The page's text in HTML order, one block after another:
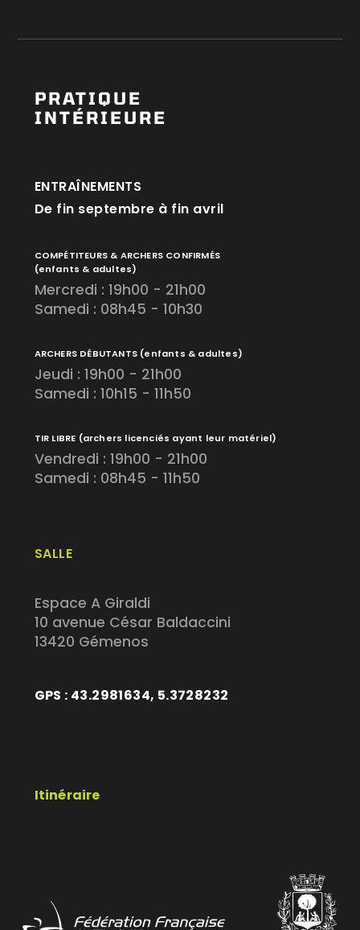
PRATIQUE
INTÉRIEURE
SALLE
Espace A Giraldi
10 avenue César Baldaccini
13420 Gémenos
GPS : 43.2981634, 5.3728232
Itinéraire
ENTRAÎNEMENTS
De fin septembre à fin avril
COMPÉTITEURS & ARCHERS CONFIRMÉS
(enfants & adultes)
Mercredi : 19h00 - 21h00
Samedi : 08h45 - 10h30
ARCHERS DÉBUTANTS (enfants & adultes)
Jeudi : 19h00 - 21h00
Samedi : 10h15 - 11h50
TIR LIBRE (archers licenciés ayant leur matériel)
Vendredi : 19h00 - 21h00
Samedi : 08h45 - 11h50